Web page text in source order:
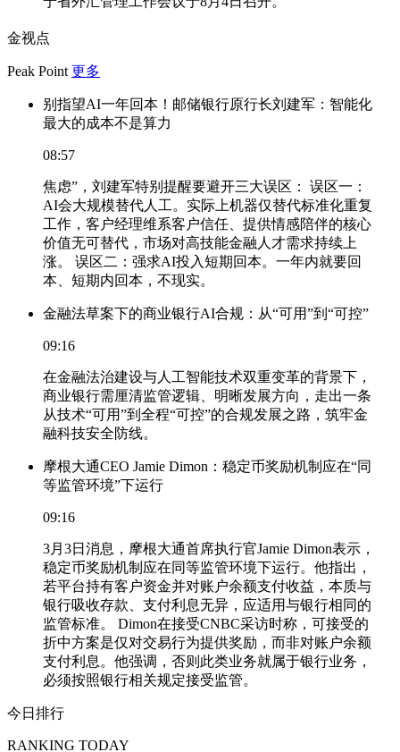
金视点
Peak Point 更多
别指望AI一年回本！邮储银行原行长刘建军：智能化
最大的成本不是算力
08:57
焦虑”，刘建军特别提醒要避开三大误区： 误区一：
AI会大规模替代人工。实际上机器仅替代标准化重复
工作，客户经理维系客户信任、提供情感陪伴的核心
价值无可替代，市场对高技能金融人才需求持续上
涨。 误区二：强求AI投入短期回本。一年内就要回
本、短期内回本，不现实。
金融法草案下的商业银行AI合规：从“可用”到“可控”
09:16
在金融法治建设与人工智能技术双重变革的背景下，
商业银行需厘清监管逻辑、明晰发展方向，走出一条
从技术“可用”到全程“可控”的合规发展之路，筑牢金
融科技安全防线。
摩根大通CEO Jamie Dimon：稳定币奖励机制应在“同
等监管环境”下运行
09:16
3月3日消息，摩根大通首席执行官Jamie Dimon表示，
稳定币奖励机制应在同等监管环境下运行。他指出，
若平台持有客户资金并对账户余额支付收益，本质与
银行吸收存款、支付利息无异，应适用与银行相同的
监管标准。 Dimon在接受CNBC采访时称，可接受的
折中方案是仅对交易行为提供奖励，而非对账户余额
支付利息。他强调，否则此类业务就属于银行业务，
必须按照银行相关规定接受监管。
今日排行
RANKING TODAY